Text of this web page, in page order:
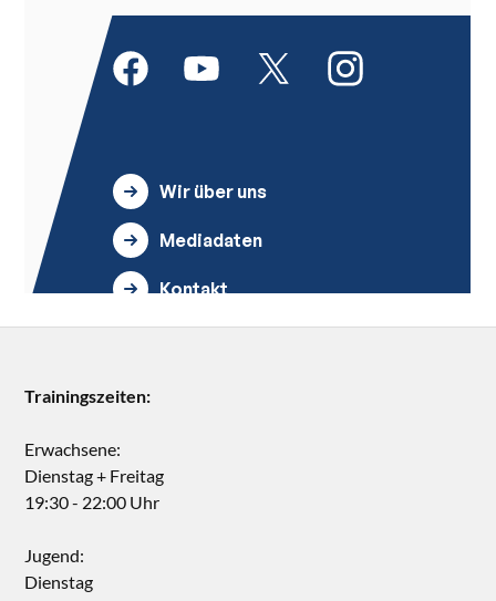
Trainingszeiten:
Erwachsene:
Dienstag + Freitag
19:30 - 22:00 Uhr
Jugend:
Dienstag